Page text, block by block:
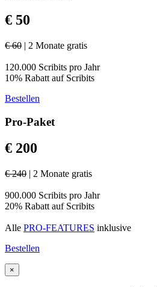
€ 50
€ 60 | 2 Monate gratis
120.000 Scribits pro Jahr
10% Rabatt auf Scribits
Bestellen
Pro-Paket
€ 200
€ 240 | 2 Monate gratis
900.000 Scribits pro Jahr
20% Rabatt auf Scribits
Alle PRO-FEATURES inklusive
Bestellen
×